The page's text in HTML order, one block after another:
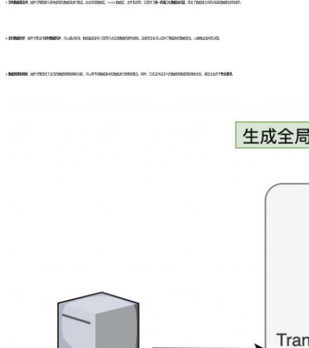
1. 异构数据源支持： 插件引擎能够与多种类型的数据源进行集成，如关系型数据库、NoSQL数据库、文件系统等。它提供了 统一的接口 和 数据访问层，简化了数据源之间的对接和数据同步的操作。
2. 实时数据同步： 插件引擎支持实时数据同步，可以通过轮询、触发器或发布/订阅等方式实现数据的即时更新。这使得企业可以实时了解最新的数据变化，以便做出及时的决策。
3. 数据转换和映射： 插件引擎提供了灵活的数据转换和映射功能，可以将不同数据源中的数据进行转换和整合。同时，它还支持自定义的数据转换规则和映射关系，满足企业的个性化需求。